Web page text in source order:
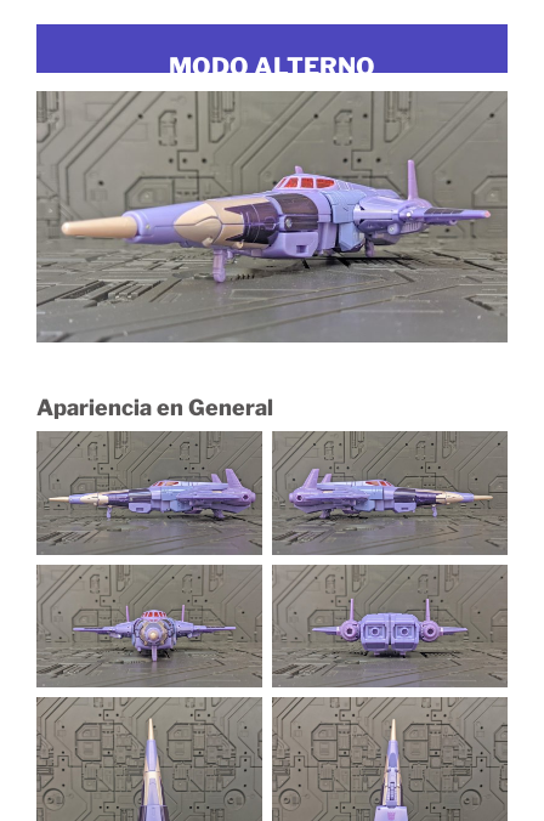
MODO ALTERNO
Apariencia en General